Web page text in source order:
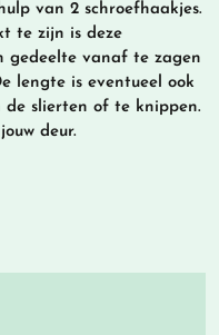
van 2 schroefhaakjes.
te zijn is deze
gedeelte vanaf te zagen
lengte is eventueel ook
de slierten of te knippen.
deur.